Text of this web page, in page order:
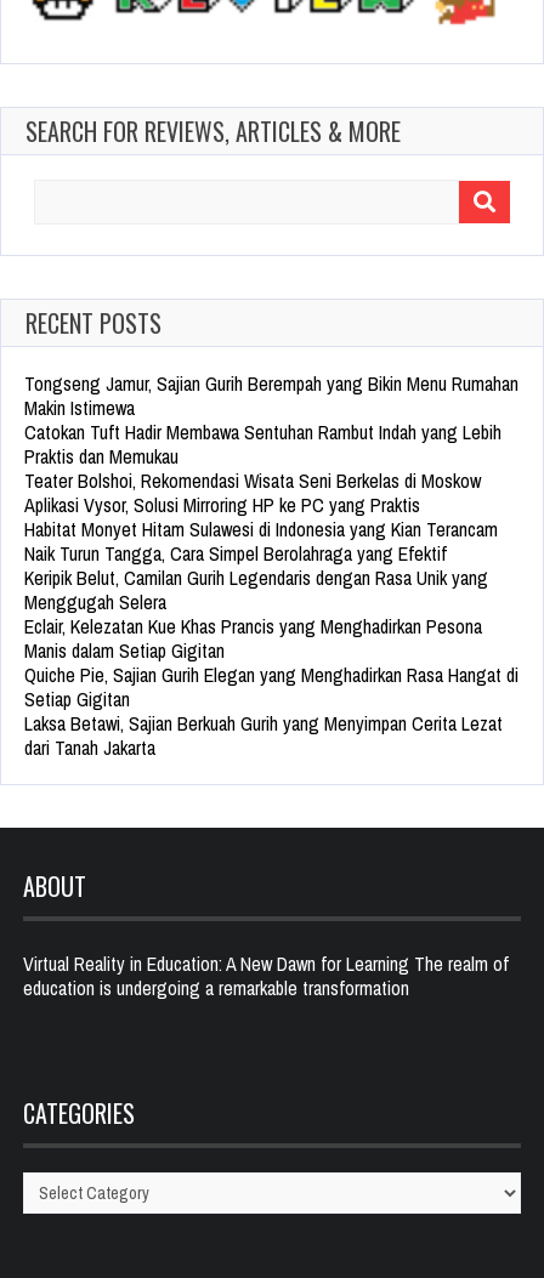
SEARCH FOR REVIEWS, ARTICLES & MORE
RECENT POSTS
Tongseng Jamur, Sajian Gurih Berempah yang Bikin Menu Rumahan
Makin Istimewa
Catokan Tuft Hadir Membawa Sentuhan Rambut Indah yang Lebih
Praktis dan Memukau
Teater Bolshoi, Rekomendasi Wisata Seni Berkelas di Moskow
Aplikasi Vysor, Solusi Mirroring HP ke PC yang Praktis
Habitat Monyet Hitam Sulawesi di Indonesia yang Kian Terancam
Naik Turun Tangga, Cara Simpel Berolahraga yang Efektif
Keripik Belut, Camilan Gurih Legendaris dengan Rasa Unik yang
Menggugah Selera
Eclair, Kelezatan Kue Khas Prancis yang Menghadirkan Pesona
Manis dalam Setiap Gigitan
Quiche Pie, Sajian Gurih Elegan yang Menghadirkan Rasa Hangat di
Setiap Gigitan
Laksa Betawi, Sajian Berkuah Gurih yang Menyimpan Cerita Lezat
dari Tanah Jakarta
ABOUT
Virtual Reality in Education: A New Dawn for Learning The realm of
education is undergoing a remarkable transformation
CATEGORIES
Categories